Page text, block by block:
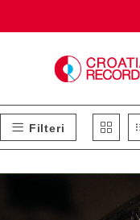
Filteri